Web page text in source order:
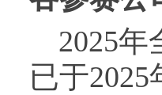
2025
已于